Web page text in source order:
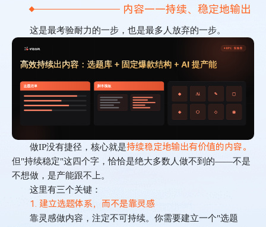
内容——持续、稳定地输出
这是最考验耐力的一步，也是最多人放弃的一步。
做IP没有捷径，核心就是持续稳定地输出有价值的内容。
但"持续稳定"这四个字，恰恰是绝大多数人做不到的——不是
不想做，是产能跟不上。
这里有三个关键：
1. 建立选题体系，而不是靠灵感
靠灵感做内容，注定不可持续。你需要建立一个"选题